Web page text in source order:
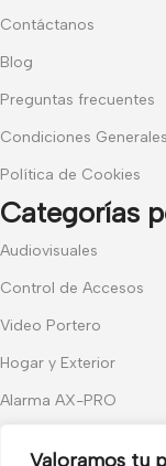
Valoramos tu
Contáctanos
Blog
Preguntas frecuentes
Condiciones Generales
Política de Cookies
Categorías
Audiovisuales
Control de Accesos
Video Portero
Hogar y Exterior
Alarma AX-PRO